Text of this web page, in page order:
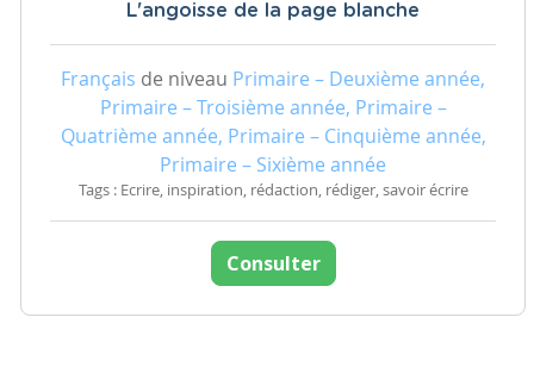
L'angoisse de la page blanche
Français de niveau Primaire – Deuxième année,
Primaire – Troisième année, Primaire –
Quatrième année, Primaire – Cinquième année,
Primaire – Sixième année
Tags : Ecrire, inspiration, rédaction, rédiger, savoir écrire
Consulter